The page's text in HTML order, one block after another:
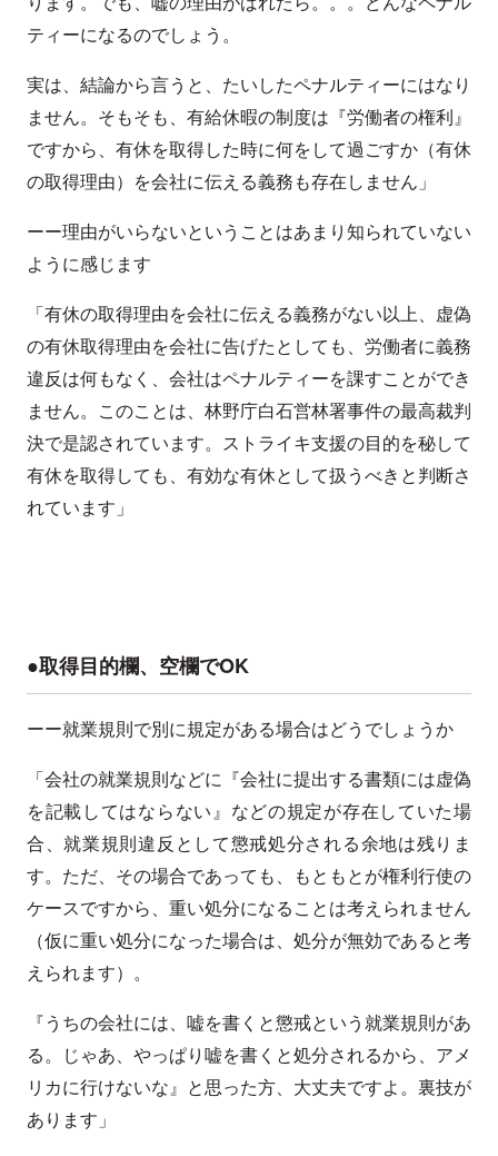
ティーになるのでしょう。
実は、結論から言うと、たいしたペナルティーにはなり
ません。そもそも、有給休暇の制度は『労働者の権利』
ですから、有休を取得した時に何をして過ごすか（有休
の取得理由）を会社に伝える義務も存在しません」
ーー理由がいらないということはあまり知られていない
ように感じます
「有休の取得理由を会社に伝える義務がない以上、虚偽
の有休取得理由を会社に告げたとしても、労働者に義務
違反は何もなく、会社はペナルティーを課すことができ
ません。このことは、林野庁白石営林署事件の最高裁判
決で是認されています。ストライキ支援の目的を秘して
有休を取得しても、有効な有休として扱うべきと判断さ
れています」
●取得目的欄、空欄でOK
ーー就業規則で別に規定がある場合はどうでしょうか
「会社の就業規則などに『会社に提出する書類には虚偽
を記載してはならない』などの規定が存在していた場
合、就業規則違反として懲戒処分される余地は残りま
す。ただ、その場合であっても、もともとが権利行使の
ケースですから、重い処分になることは考えられません
（仮に重い処分になった場合は、処分が無効であると考
えられます）。
『うちの会社には、嘘を書くと懲戒という就業規則があ
る。じゃあ、やっぱり嘘を書くと処分されるから、アメ
リカに行けないな』と思った方、大丈夫ですよ。裏技が
あります」